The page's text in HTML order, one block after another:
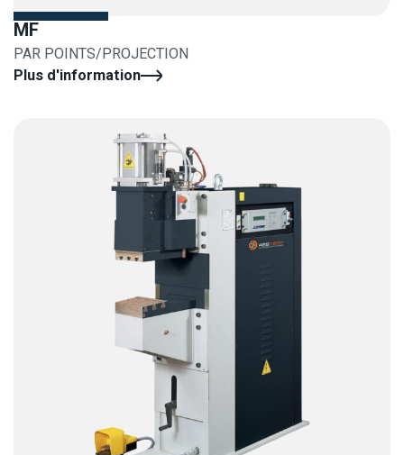
MF
PAR POINTS/PROJECTION
Plus d'information